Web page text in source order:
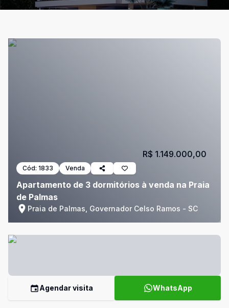
Cód: 1833 Venda
Apartamento de 3 dormitórios à venda na Praia
de Palmas
Praia de Palmas, Governador Celso Ramos - SC
R$ 1.149.000,00
Agendar visita WhatsApp